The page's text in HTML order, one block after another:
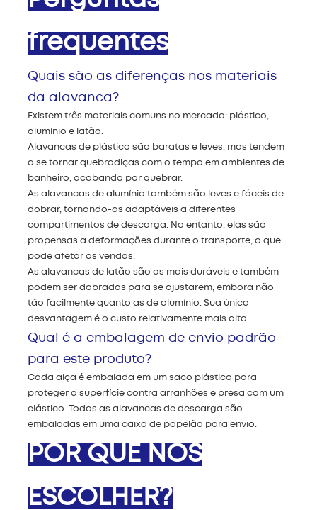
frequentes
Quais são as diferenças nos materiais
da alavanca?
Existem três materiais comuns no mercado: plástico,
alumínio e latão.
Alavancas de plástico são baratas e leves, mas tendem
a se tornar quebradiças com o tempo em ambientes de
banheiro, acabando por quebrar.
As alavancas de alumínio também são leves e fáceis de
dobrar, tornando-as adaptáveis ​​a diferentes
compartimentos de descarga. No entanto, elas são
propensas a deformações durante o transporte, o que
pode afetar as vendas.
As alavancas de latão são as mais duráveis ​​e também
podem ser dobradas para se ajustarem, embora não
tão facilmente quanto as de alumínio. Sua única
desvantagem é o custo relativamente mais alto.
Qual é a embalagem de envio padrão
para este produto?
Cada alça é embalada em um saco plástico para
proteger a superfície contra arranhões e presa com um
elástico. Todas as alavancas de descarga são
embaladas em uma caixa de papelão para envio.
POR QUE NOS
ESCOLHER?